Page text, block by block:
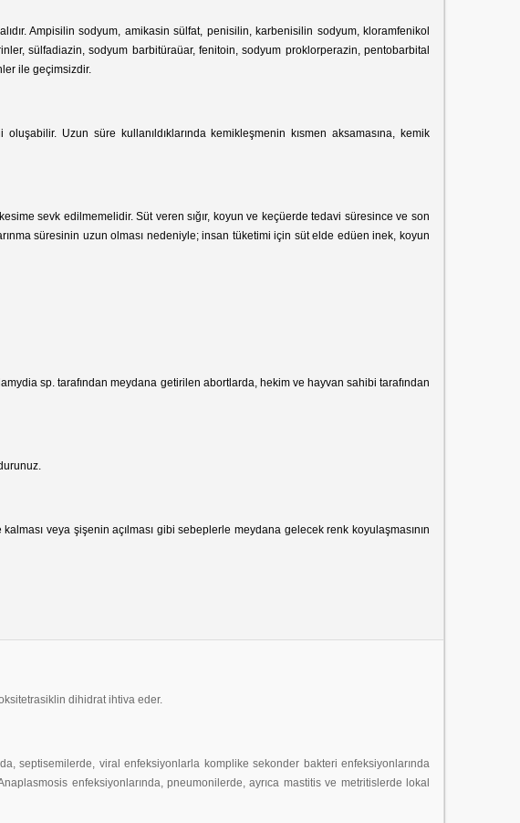
Ampisilin sodyum, amikasin sülfat, penisilin, karbenisilin sodyum, kloramfenikol
sülfadiazin, sodyum barbitüraüar, fenitoin, sodyum proklorperazin, pentobarbital
ile geçimsizdir.
Uzun süre kullanıldıklarında kemikleşmenin kısmen aksamasına, kemik
sevk edilmemelidir. Süt veren sığır, koyun ve keçüerde tedavi süresince ve son
süresinin uzun olması nedeniyle; insan tüketimi için süt elde edüen inek, koyun
sp. tarafından meydana getirilen abortlarda, hekim ve hayvan sahibi tarafından
veya şişenin açılması gibi sebeplerle meydana gelecek renk koyulaşmasının
dihidrat ihtiva eder.
septisemilerde, viral enfeksiyonlarla komplike sekonder bakteri enfeksiyonlarında
enfeksiyonlarında, pneumonilerde, ayrıca mastitis ve metritislerde lokal